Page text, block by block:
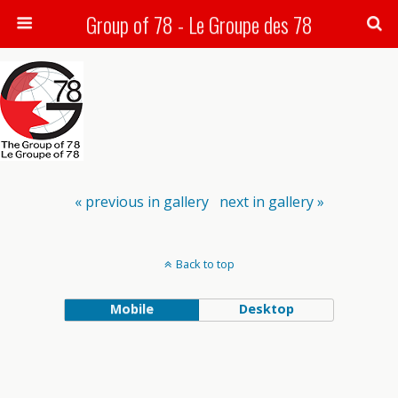
Group of 78 - Le Groupe des 78
Search
« previous in gallery next in gallery »
Back to top
Mobile Desktop